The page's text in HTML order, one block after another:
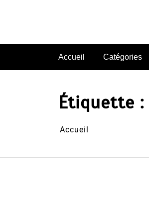
Accueil Catégories
Étiquette :
Accueil